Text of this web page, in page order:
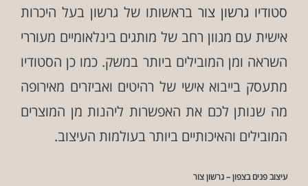
סטודיו גרשון צור בראשותו של גרשון בעל היכרות
אישית עם מגוון רחב של מותגים בינלאומיים מעוררי
השראה ומן המובילים ביותר במשק. כמו כן הסטודיו
מתעסק בייבוא אישי של רהיטים ואביזרים מאירופה
מה שנותן לכם את האפשרות ליהנות מן המוצרים
המובילים והאיכותיים ביותר בעולמות העיצוב.
עיצוב פנים בצפון – גרשון צור